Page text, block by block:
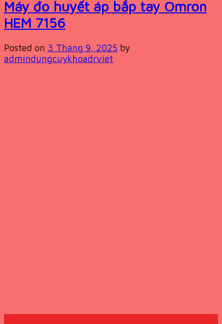
Máy đo huyết áp bắp tay Omron
HEM 7156
Posted on 3 Tháng 9, 2025 by
admindungcuykhoadrviet